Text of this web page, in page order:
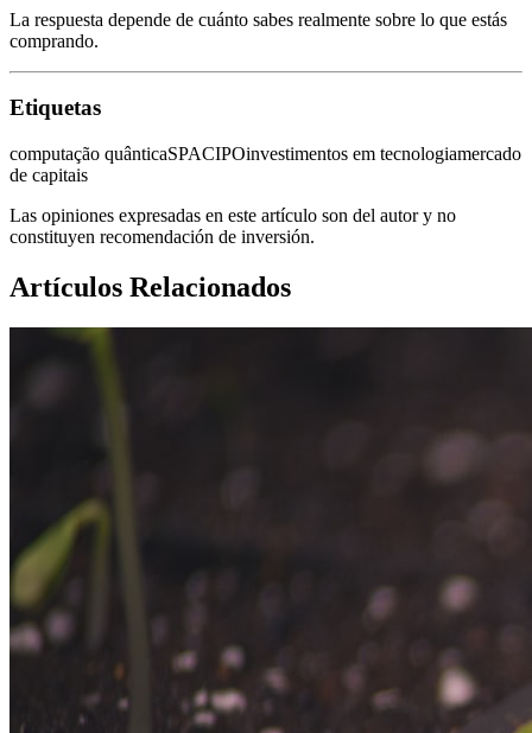
La respuesta depende de cuánto sabes realmente sobre lo que estás
comprando.
Etiquetas
computação quânticaSPACIPOinvestimentos em tecnologiamercado
de capitais
Las opiniones expresadas en este artículo son del autor y no
constituyen recomendación de inversión.
Artículos Relacionados